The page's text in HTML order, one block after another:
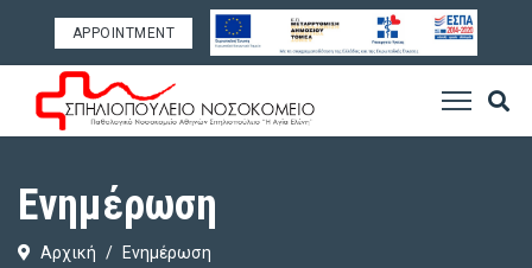
APPOINTMENT
Ενημέρωση
Αρχική
Ενημέρωση